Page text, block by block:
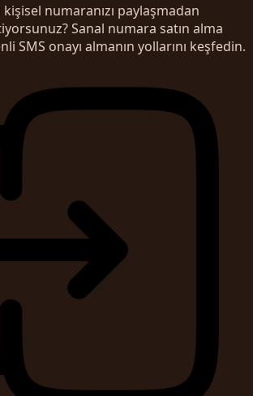
kişisel numaranızı paylaşmadan
Sanal numara satın alma
SMS onayı almanın yollarını keşfedin.